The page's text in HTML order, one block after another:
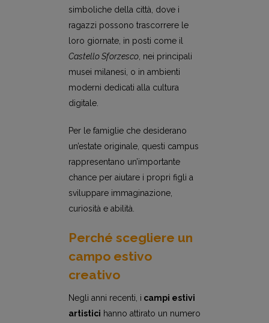
simboliche della città, dove i
ragazzi possono trascorrere le
loro giornate, in posti come il
Castello Sforzesco, nei principali
musei milanesi, o in ambienti
moderni dedicati alla cultura
digitale.
Per le famiglie che desiderano
un’estate originale, questi campus
rappresentano un’importante
chance per aiutare i propri figli a
sviluppare immaginazione,
curiosità e abilità.
Perché scegliere un
campo estivo
creativo
Negli anni recenti, i campi estivi
artistici hanno attirato un numero